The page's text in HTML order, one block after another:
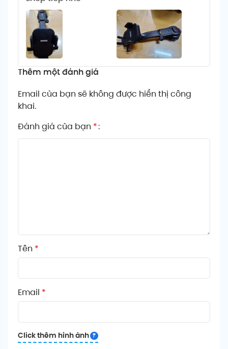
Thêm một đánh giá
Email của bạn sẽ không được hiển thị công
khai.
Đánh giá của bạn *
Tên *
Email *
Click thêm hình ảnh